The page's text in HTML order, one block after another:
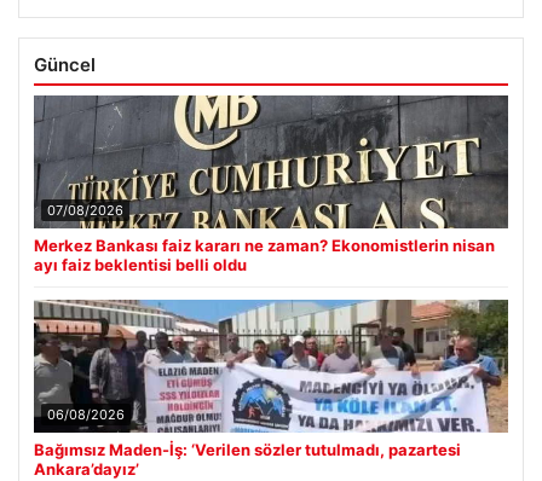
Güncel
07/08/2026
Merkez Bankası faiz kararı ne zaman? Ekonomistlerin nisan
ayı faiz beklentisi belli oldu
06/08/2026
Bağımsız Maden-İş: ‘Verilen sözler tutulmadı, pazartesi
Ankara’dayız’